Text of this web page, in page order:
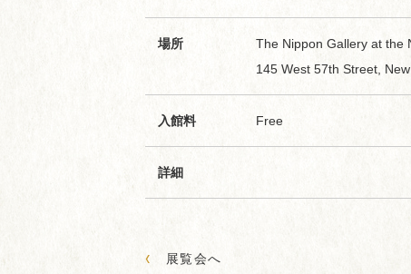
場所
The Nippon Gallery at the
145 West 57th Street,
入館料 Free
詳細
‹ 展覧会へ